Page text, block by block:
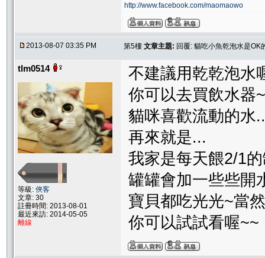
http://www.facebook.com/maomaowo
2013-08-07 03:35 PM 第5樓 文章主題: 回覆: 貓吃小魚乾泡水是OK
tlm0514
等級: 俠客
文章: 30
註冊時間: 2013-08-01
最近來訪: 2014-05-05
離線
不建議用乾乾泡水
你可以去買飲水器~
貓咪喜歡流動的水
再來就是...
我家是每天餵2/1
罐罐會加一些些開
寶貝都吃光光~當
你可以試試看喔~~